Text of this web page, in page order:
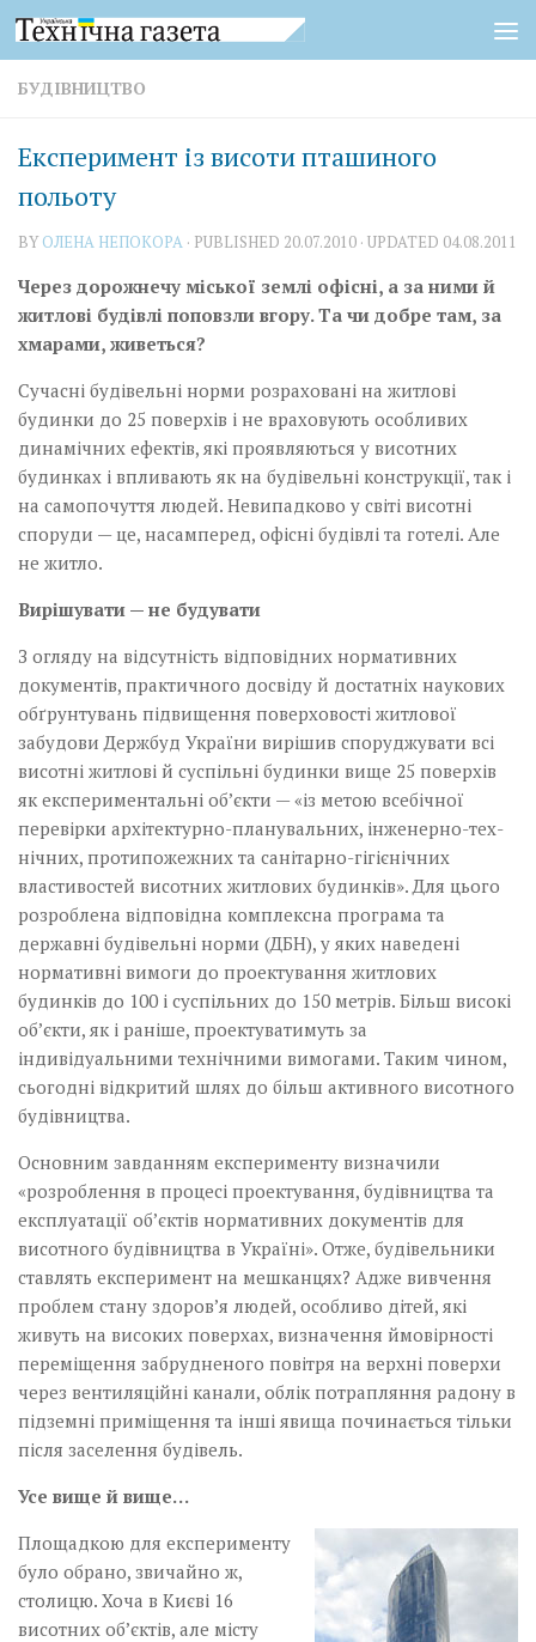
Skip to content
БУДІВНИЦТВО
Експеримент із висоти пташиного
польоту
BY ОЛЕНА НЕПОКОРА · PUBLISHED 20.07.2010 · UPDATED 04.08.2011
Через дорожнечу міської землі офісні, а за ними й
житлові будівлі поповзли вгору. Та чи добре там, за
хмарами, живеться?
Сучасні будівельні норми розраховані на житлові
будинки до 25 поверхів і не враховують особливих
динамічних ефектів, які проявляються у висотних
будинках і впливають як на будівельні конструкції, так і
на самопочуття людей. Невипадково у світі висотні
споруди — це, насамперед, офісні будівлі та готелі. Але
не житло.
Вирішувати — не будувати
З огляду на відсутність відповідних нормативних
документів, практичного досвіду й достатніх наукових
обґрунтувань підвищення поверховості житлової
забудови Держбуд України вирішив споруджува­ти всі
висотні житлові й суспільні будинки вище 25 поверхів
як експериментальні об’єкти — «із метою всебічної
перевірки архітектурно-планувальних, інже­нерно-тех­
ніч­них, про­ти­­­по­жеж­них та са­ні­тарно-гігієнічних
властивостей висотних житлових будинків». Для цього
розроблена відповідна комплексна програма та
державні будівельні норми (ДБН), у яких наведені
нормативні вимоги до проектування житлових
будинків до 100 і суспільних до 150 метрів. Більш високі
об’єкти, як і раніше, проектуватимуть за
індивідуальними технічними вимогами. Таким чином,
сьогодні відкритий шлях до більш активного висотного
будівництва.
Основним завданням експерименту визначили
«розроб­лення в процесі проектування, будівництва та
експлуатації об’єктів нормативних документів для
висотного будівництва в Україні». Отже, будівельники
ставлять експеримент на мешканцях? Адже вивчення
проблем стану здоров’я людей, особливо дітей, які
живуть на високих поверхах, визначення ймовірності
переміщення забрудненого повітря на верхні поверхи
через вентиляційні канали, облік потрап­ляння радону в
підземні приміщення та інші явища починається тільки
після заселення будівель.
Усе вище й вище…
Площадкою для експерименту
було обрано, звичайно ж,
столицю. Хоча в Києві 16
висотних об’єктів, але місту